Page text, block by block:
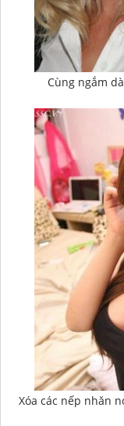
Cùng ngắm
Xóa các nếp nhăn